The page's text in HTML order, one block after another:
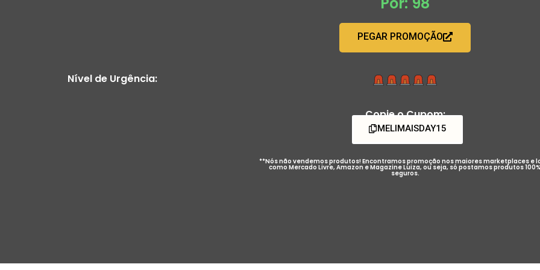
PEGAR PROMOÇÃO
Nível de Urgência:
Copie o Cupom:
MELIMAISDAY15
**Nós não vendemos produtos! Encontramos promoção nos maiores marketplaces e
como Mercado Livre, Amazon e Magazine Luiza, ou seja, só postamos produtos 100%
seguros.